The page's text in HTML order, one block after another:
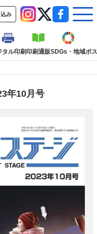
み
タル印刷印刷通販SDGs・地域ポ
ル印刷 印刷通販
業界
市場・統計
年10月号